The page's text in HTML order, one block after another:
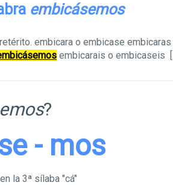
embicásemos
embicara o embicase
embicarais o embicaseis
?
- mos
la 3ª sílaba "cá"